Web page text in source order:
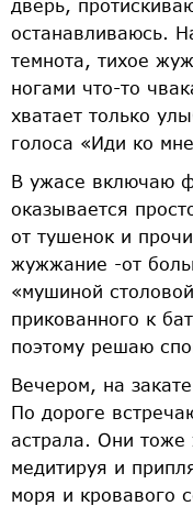
дверь,
останавливаюсь.
темнота, тихое
ногами что-то
хватает только
голоса «Иди ко
В ужасе включаю
оказывается
от тушенок и
жужжание -от
«мушиной
прикованного к
поэтому решаю
Вечером, на
По дороге
астрала. Они тоже
медитируя и
моря и кровавого